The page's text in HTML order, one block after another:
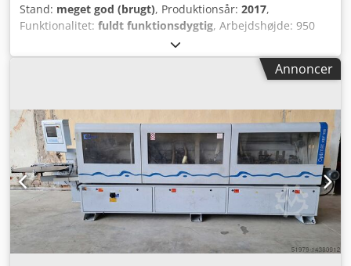
Stand: meget god (brugt), Produktionsår: 2017,
Funktionalitet: fuldt funktionsdygtig, Arbejdshøjde: 950
mm Total længde: 6560 mm med båndpresse
Forfræsnings-/fræseenhed Limningsenhed
Afskæringsenhed til skrå- og retvinklede snit Pneumatisk
Pneumatisk justering i 2 positioner af afskæringsenheden
Flerlags kanttrimmer MS 40 med modroterende funktion
Pneumatisk justering i 2 positioner Crjdpfxezkamce Ahhef
Formfræsningsenhed Flerlags skrabeenhed
Kantrensningsenhed Børsteenhed Styring: Powertouch
Støtteruller til smalle emner Sprøjteenhed til påføring af
separationsmiddel på emnet Sprøjteenhed til
smøremiddel på kantmaterialet Uden emnetilbageførsel
6414 driftstimer og 576.091 meter kantbearbejdet
Annoncer